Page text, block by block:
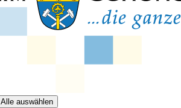
Alle auswählen